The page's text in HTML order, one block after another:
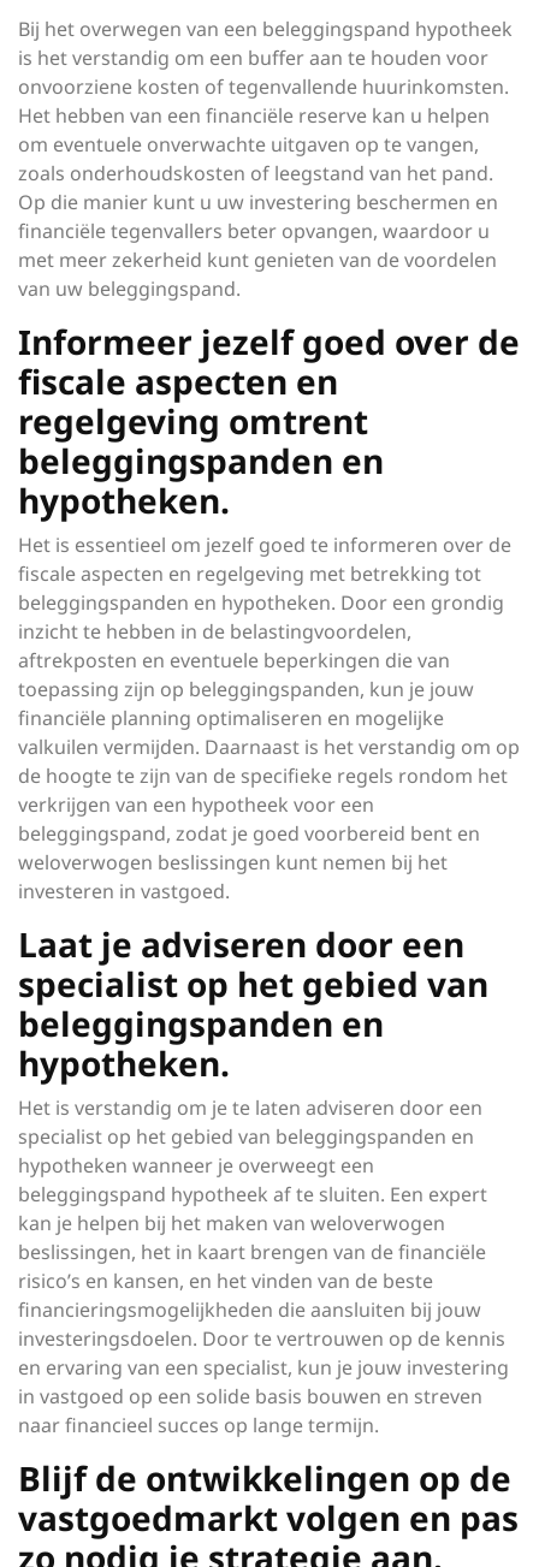
Bij het overwegen van een beleggingspand hypotheek
is het verstandig om een buffer aan te houden voor
onvoorziene kosten of tegenvallende huurinkomsten.
Het hebben van een financiële reserve kan u helpen
om eventuele onverwachte uitgaven op te vangen,
zoals onderhoudskosten of leegstand van het pand.
Op die manier kunt u uw investering beschermen en
financiële tegenvallers beter opvangen, waardoor u
met meer zekerheid kunt genieten van de voordelen
van uw beleggingspand.
Informeer jezelf goed over de
fiscale aspecten en
regelgeving omtrent
beleggingspanden en
hypotheken.
Het is essentieel om jezelf goed te informeren over de
fiscale aspecten en regelgeving met betrekking tot
beleggingspanden en hypotheken. Door een grondig
inzicht te hebben in de belastingvoordelen,
aftrekposten en eventuele beperkingen die van
toepassing zijn op beleggingspanden, kun je jouw
financiële planning optimaliseren en mogelijke
valkuilen vermijden. Daarnaast is het verstandig om op
de hoogte te zijn van de specifieke regels rondom het
verkrijgen van een hypotheek voor een
beleggingspand, zodat je goed voorbereid bent en
weloverwogen beslissingen kunt nemen bij het
investeren in vastgoed.
Laat je adviseren door een
specialist op het gebied van
beleggingspanden en
hypotheken.
Het is verstandig om je te laten adviseren door een
specialist op het gebied van beleggingspanden en
hypotheken wanneer je overweegt een
beleggingspand hypotheek af te sluiten. Een expert
kan je helpen bij het maken van weloverwogen
beslissingen, het in kaart brengen van de financiële
risico’s en kansen, en het vinden van de beste
financieringsmogelijkheden die aansluiten bij jouw
investeringsdoelen. Door te vertrouwen op de kennis
en ervaring van een specialist, kun je jouw investering
in vastgoed op een solide basis bouwen en streven
naar financieel succes op lange termijn.
Blijf de ontwikkelingen op de
vastgoedmarkt volgen en pas
zo nodig je strategie aan.